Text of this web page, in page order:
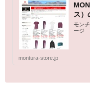
ス）
モン
ージ
montura-store.jp